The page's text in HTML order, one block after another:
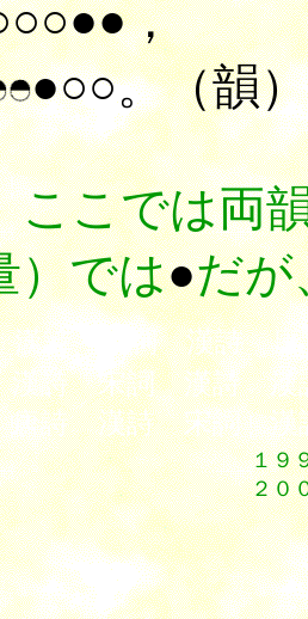
，
●○○。（韻）
ここでは両
）では●だが
漢詩 宋詞 漢詩
詩 宋詞 漢詩
詩 漢詩 宋詞 漢
１９
２０
２
５